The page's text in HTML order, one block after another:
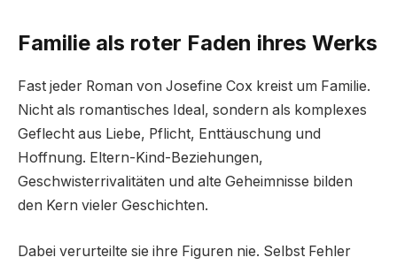
Familie als roter Faden ihres Werks
Fast jeder Roman von Josefine Cox kreist um Familie.
Nicht als romantisches Ideal, sondern als komplexes
Geflecht aus Liebe, Pflicht, Enttäuschung und
Hoffnung. Eltern-Kind-Beziehungen,
Geschwisterrivalitäten und alte Geheimnisse bilden
den Kern vieler Geschichten.
Dabei verurteilte sie ihre Figuren nie. Selbst Fehler